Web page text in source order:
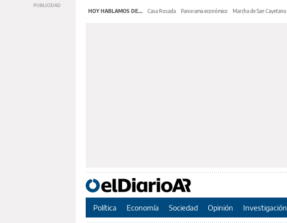
HOY HABLAMOS DE... Casa Rosada Panorama económico Marcha de San Cayetano
Política Economía Sociedad Opinión Investigación